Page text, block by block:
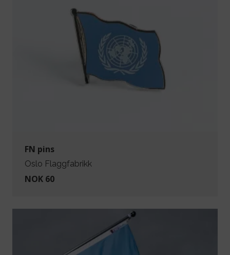
FN pins
Oslo Flaggfabrikk
NOK 60